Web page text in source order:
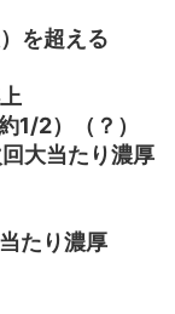
を超える
2）（？）
大当たり濃厚
たり濃厚